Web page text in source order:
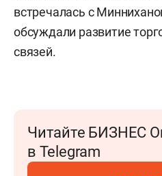
встречалась с
обсуждали развитие
связей.
Читайте БИЗНЕС
в Telegram